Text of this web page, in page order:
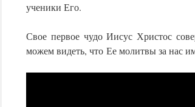
ученики Его.
Свое первое чудо Иисус Христос
можем видеть, что Ее молитвы за нас